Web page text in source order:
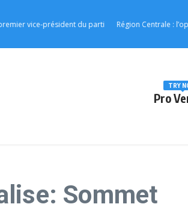
vice-président du parti Région Centrale :
Pro
TRY
Sommet